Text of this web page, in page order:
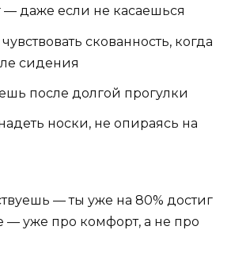
— даже если не касаешься
скованность, когда
сидения
после долгой прогулки
носки, не опираясь на
— ты уже на 80% достиг
— уже про комфорт, а не про